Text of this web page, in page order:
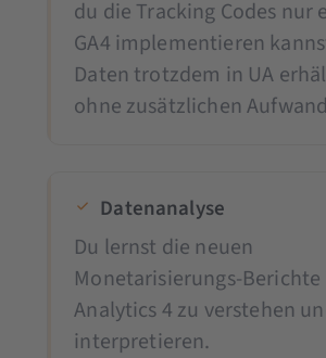
du die Tracking Codes nur
GA4 implementieren
Daten trotzdem in UA
ohne zusätzlichen
Datenanalyse
Du lernst die neuen
Monetarisierungs-Berichte
Analytics 4 zu verstehen
interpretieren.